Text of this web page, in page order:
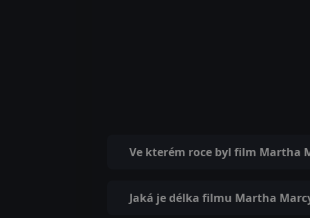
Ve kterém roce byl film Martha
Jaká je délka filmu Martha